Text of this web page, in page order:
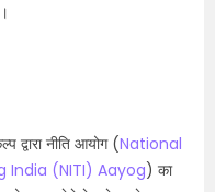
नीति आयोग (National
(NITI) Aayog) का